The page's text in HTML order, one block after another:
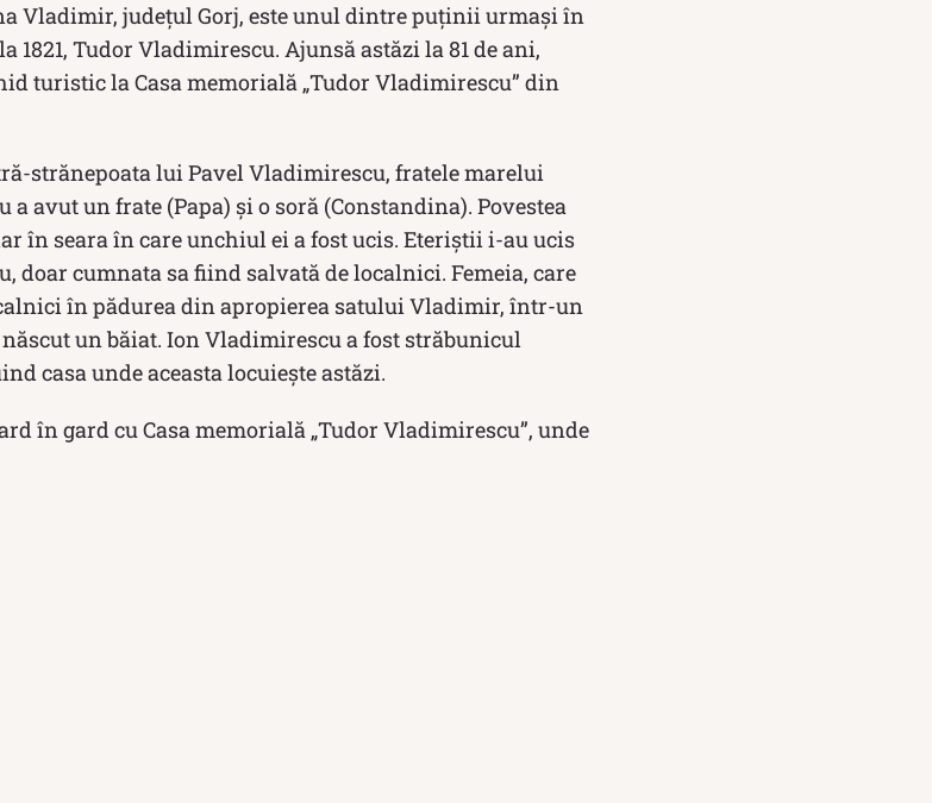
Vladimir, judeţul Gorj, este unul dintre puţinii urmaşi în
Tudor Vladimirescu. Ajunsă astăzi la 81 de ani,
turistic la Casa memorială „Tudor Vladimirescu” din
strănepoata lui Pavel Vladimirescu, fratele marelui
avut un frate (Papa) și o soră (Constandina). Povestea
în seara în care unchiul ei a fost ucis. Eteriştii i-au ucis
doar cumnata sa fiind salvată de localnici. Femeia, care
în pădurea din apropierea satului Vladimir, într-un
născut un băiat. Ion Vladimirescu a fost străbunicul
casa unde aceasta locuieşte astăzi.
în gard cu Casa memorială „Tudor Vladimirescu”, unde